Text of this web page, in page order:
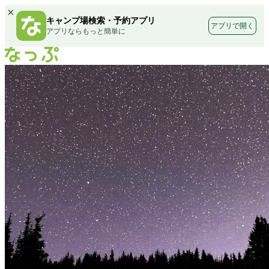
×
キャンプ場検索・予約アプリ
アプリならもっと簡単に
アプリで開く